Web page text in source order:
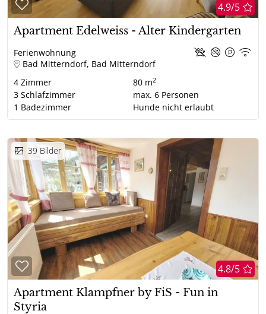
4.9/5
Apartment Edelweiss - Alter Kindergarten
Ferienwohnung
Bad Mitterndorf, Bad Mitterndorf
4 Zimmer
3 Schlafzimmer
1 Badezimmer
80 m2
max. 6 Personen
Hunde nicht erlaubt
4.8/5
39 Bilder
Apartment Klampfner by FiS - Fun in
Styria